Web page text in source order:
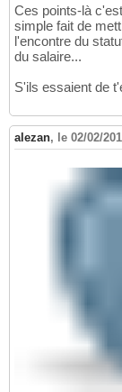
Ces points-là
simple fait de
l'encontre du
du salaire...
S'ils essaient de
alezan, le 02/02/